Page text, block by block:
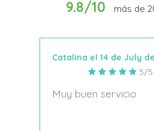
9.8/10 más de
Catalina el 14 de July
5/5
Muy buen servicio